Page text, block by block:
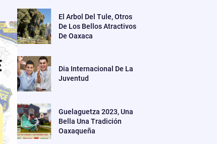
El Arbol Del Tule, Otros
De Los Bellos Atractivos
De Oaxaca
Dia Internacional De La
Juventud
Guelaguetza 2023, Una
Bella Una Tradición
Oaxaqueña